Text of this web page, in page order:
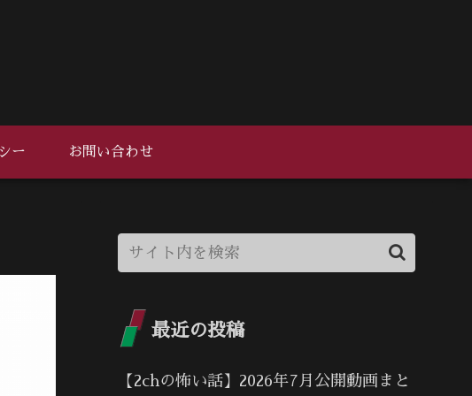
ー お問い合わせ
最近の投稿
【2chの怖い話】2026年7月公開動画まと